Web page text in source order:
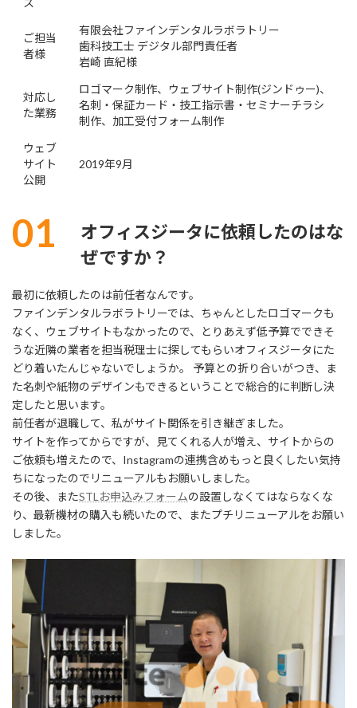
ス
ご担当
者様
有限会社ファインデンタルラボラトリー
歯科技工士 デジタル部門責任者
岩崎 直紀様
対応し
た業務
ロゴマーク制作、ウェブサイト制作(ジンドゥー)、
名刺・保証カード・技工指示書・セミナーチラシ
制作、加工受付フォーム制作
ウェブ
サイト
公開
2019年9月
01
オフィスジータに依頼したのはな
ぜですか？
最初に依頼したのは前任者なんです。
ファインデンタルラボラトリーでは、ちゃんとしたロゴマークも
なく、ウェブサイトもなかったので、とりあえず低予算でできそ
うな近隣の業者を担当税理士に探してもらいオフィスジータにた
どり着いたんじゃないでしょうか。 予算との折り合いがつき、ま
た名刺や紙物のデザインもできるということで総合的に判断し決
定したと思います。
前任者が退職して、私がサイト関係を引き継ぎました。
サイトを作ってからですが、見てくれる人が増え、サイトからの
ご依頼も増えたので、Instagramの連携含めもっと良くしたい気持
ちになったのでリニューアルもお願いしました。
その後、またSTLお申込みフォームの設置しなくてはならなくな
り、最新機材の購入も続いたので、またプチリニューアルをお願い
しました。